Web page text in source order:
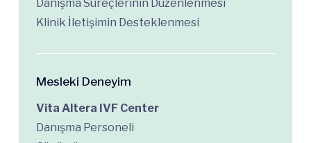
Danışma Süreçlerinin Düzenlenmesi
Klinik İletişimin Desteklenmesi
Mesleki Deneyim
Vita Altera IVF Center
Danışma Personeli